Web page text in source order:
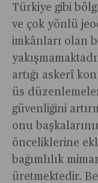
Türkiye gibi
ve çok yönlü
imkânları olan
artığı askerî
üs
güvenliğini
onu
önceliklerine
bağımlılık
üretmektedir.